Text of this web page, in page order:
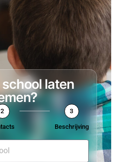
laten
2 3
Beschrijving